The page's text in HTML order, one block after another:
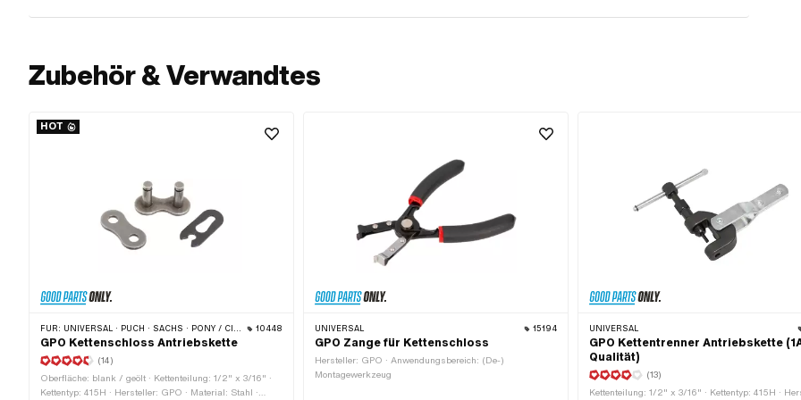
Zubehör & Verwandtes
HOT
FÜR: UNIVERSAL · PUCH · SACHS · PONY / CILO (BETA 521 & 512) · ZÜNDAPP BELMONDO · TOMOS · BYE BIKE 10448
GPO Kettenschloss Antriebskette
(14)
Oberfläche: blank / geölt · Kettenteilung: 1/2" x 3/16" ·
Kettentyp: 415H · Hersteller: GPO · Material: Stahl ·
UNIVERSAL 15194
GPO Zange für Kettenschloss
Hersteller: GPO · Anwendungsbereich: (De-)
Montagewerkzeug
UNIVERSAL
GPO Kettentrenner Antriebskette
Qualität)
(13)
Kettenteilung: 1/2" x 3/16" · Kettentyp: 415H ·